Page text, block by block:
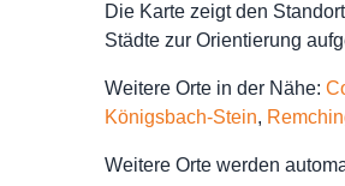
Die Karte zeigt den
Städte zur Orientierung
Weitere Orte in der Nähe:
Königsbach-Stein,
Weitere Orte werden